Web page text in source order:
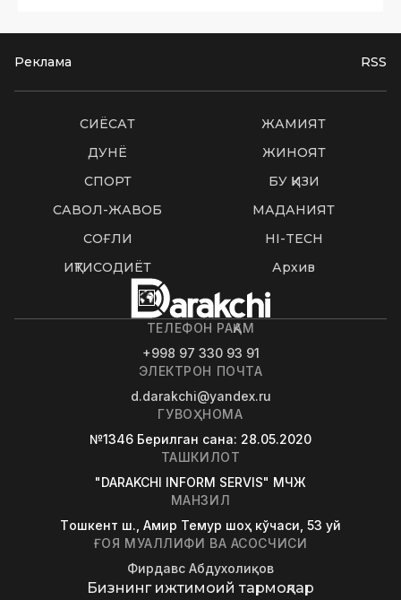
Реклама RSS
СИËСАТ
ЖАМИЯТ
ДУНË
ЖИНОЯТ
СПОРТ
БУ ҚИЗИҚ
САВОЛ-ЖАВОБ
МАДАНИЯТ
СОҒЛИҚ
HI-TECH
ИҚТИСОДИЁТ
Архив
ТЕЛЕФОН РАҚАМ
+998 97 330 93 91
ЭЛЕКТРОН ПОЧТА
d.darakchi@yandex.ru
ГУВОҲНОМА
№1346 Берилган сана: 28.05.2020
ТАШКИЛОТ
"DARAKCHI INFORM SERVIS" МЧЖ
МАНЗИЛ
Tошкент ш., Амир Темур шоҳ кўчаси, 53 уй
ҒОЯ МУАЛЛИФИ ВА АСОСЧИСИ
Фирдавс Абдухолиқов
Бизнинг ижтимоий тармоқлар